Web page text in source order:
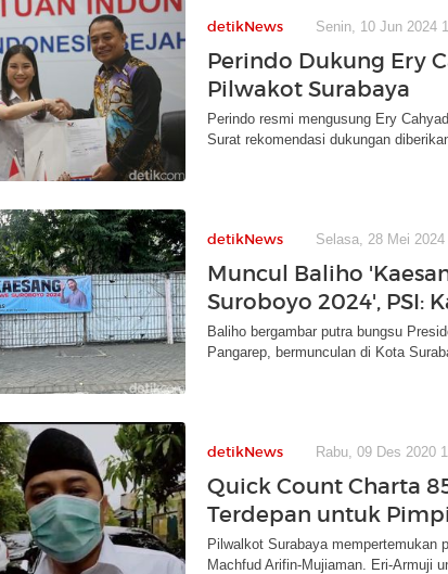
detikNews Senin, 10 Jun 2024
Perindo Dukung Ery
Pilwakot Surabaya
Perindo resmi mengusung Ery
Surat rekomendasi dukungan
detikNews Selasa, 28 Mei
Muncul Baliho
Suroboyo 2024', PSI:
Baliho bergambar putra bungsu
Pangarep, bermunculan di Kota
detikNews Rabu, 09 Des 2020
Quick Count Charta
Terdepan untuk
Pilwalkot Surabaya mempertemukan
Machfud Arifin-Mujiaman. Eri-Armuji